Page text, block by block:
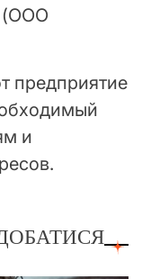
(ООО
предприятие
и